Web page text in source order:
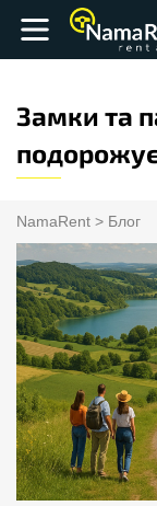
Замки та
NamaRent > Блог